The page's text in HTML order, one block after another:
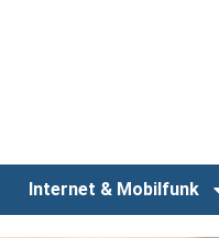
Internet & Mobilfunk